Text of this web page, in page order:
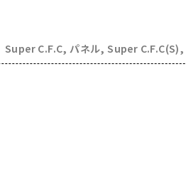
Super C.F.C,パネル,Super C.F.C(S),